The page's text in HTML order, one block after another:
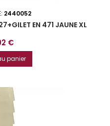
2440052
EN 471 JAUNE XL
€
panier